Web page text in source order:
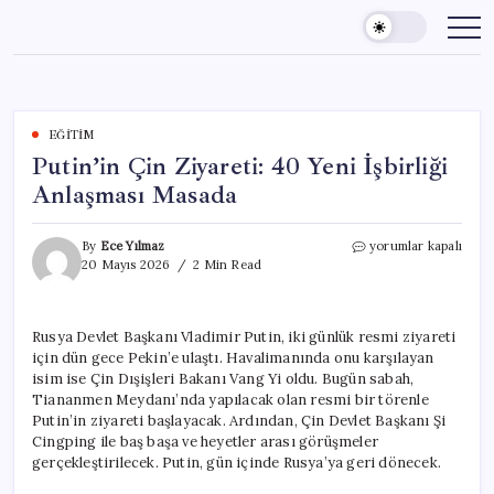
content
EĞITIM
Putin’in Çin Ziyareti: 40 Yeni İşbirliği
Anlaşması Masada
By Ece Yılmaz
20 Mayıs 2026
2 Min Read
Putin’in
İşbirliği
Anlaşması
Masada
için
yorumlar kapalı
Rusya Devlet Başkanı Vladimir Putin, iki günlük resmi ziyareti
için dün gece Pekin’e ulaştı. Havalimanında onu karşılayan
isim ise Çin Dışişleri Bakanı Vang Yi oldu. Bugün sabah,
Tiananmen Meydanı’nda yapılacak olan resmi bir törenle
Putin’in ziyareti başlayacak. Ardından, Çin Devlet Başkanı Şi
Cingping ile baş başa ve heyetler arası görüşmeler
gerçekleştirilecek. Putin, gün içinde Rusya’ya geri dönecek.